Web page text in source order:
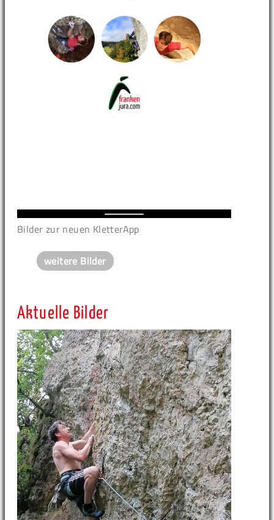
Bilder zur neuen KletterApp
weitere Bilder
Aktuelle Bilder